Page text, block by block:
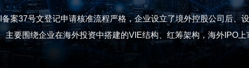
案37号文登记申请核准流程严格，企业设立了境外控股公司后、
主要围绕企业在海外投资中搭建的VIE结构、红筹架构，海外IPO